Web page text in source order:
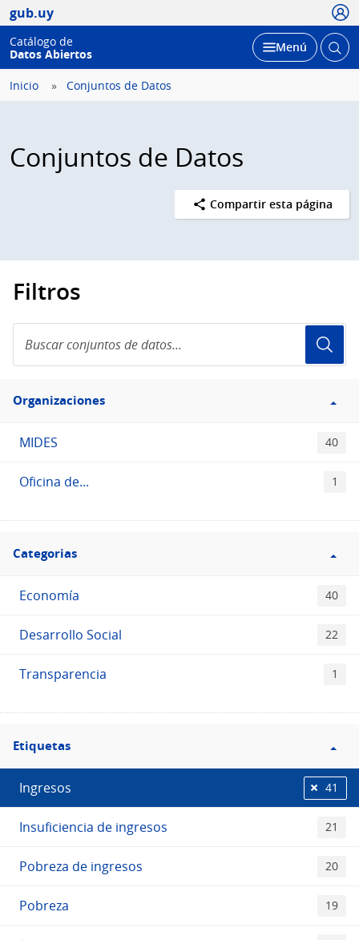
gub.uy
Catálogo de
Datos Abiertos
Desplegar
Menú Abrir
Inicio Conjuntos de Datos
Conjuntos de Datos
Compartir esta página
Filtros
conjuntos
de
Filtro
Organizaciones
Organizaciones
MIDES 40
Oficina de... 1
Filtro
Categorias
Categorias
Economía 40
Desarrollo Social 22
Transparencia 1
Filtro
Etiquetas
Etiquetas
Ingresos 41
Insuficiencia de ingresos 21
Pobreza de ingresos 20
Pobreza 19